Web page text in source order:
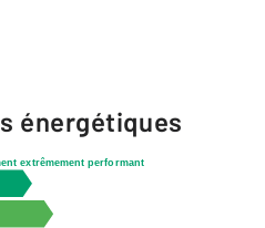
énergétiques
extrêmement performant